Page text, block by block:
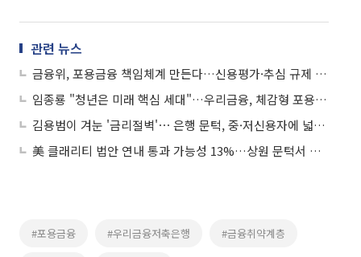
관련 뉴스
금융위, 포용금융 책임체계 만든다…신용평가·추심 규제 손질
임종룡 "청년은 미래 핵심 세대"…우리금융, 체감형 포용금융 속도
김용범이 겨눈 '금리절벽'⋯ 은행 문턱, 중·저신용자에 넓힌다
美 클래리티 법안 연내 통과 가능성 13%…상원 문턱서 제동
#포용금융 #우리금융저축은행 #금융취약계층